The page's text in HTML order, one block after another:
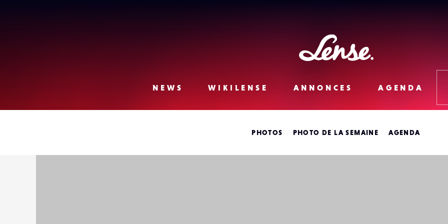
Lense
NEWS WIKILENSE ANNONCES AGENDA
PHOTOS PHOTO DE LA SEMAINE AGENDA